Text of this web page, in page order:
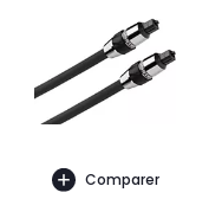
Comparer